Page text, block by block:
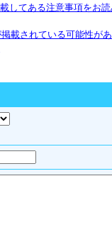
してある注意事項をお
載されている可能性が